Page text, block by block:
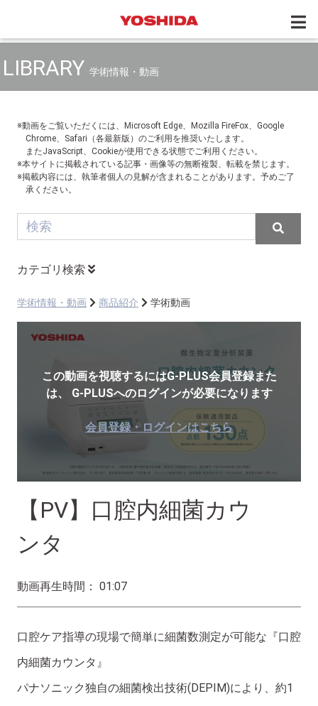
LIBRARY 学術情報・動画
※動画をご覧いただくには、Microsoft Edge、Mozilla FireFox、Google
Chrome、Safari（各最新版）のご利用を推奨いたします。
またJavaScript、Cookieが使用できる状態でご利用ください。
※本サイトに掲載されている記事・画像等の無断複製、転載を禁じます。
※掲載内容には、執筆者個人の見解が含まれることがあります。予めご了
承ください。
カテゴリ検索
学術情報・動画 商品紹介 学術動画
この動画を視聴するにはG-PLUS会員登録また
は、
G-PLUSへのログインが必要になります
会員登録・ログインはこちら
【PV】口腔内細菌カウ
ンタ
動画再生時間： 01:07
口腔ケア指導の現場で簡単に細菌数測定が可能な『口腔
内細菌カウンタ』
パナソニック独自の細菌検出技術(DEPIM)により、約1